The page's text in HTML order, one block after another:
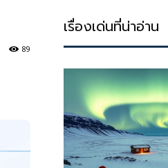
89
เรื่องเด่นที่น่าอ่าน